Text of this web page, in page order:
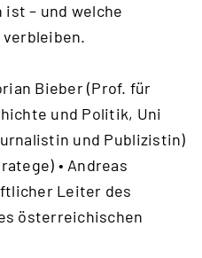
– und welche
Bieber (Prof. für
und Politik, Uni
und Publizistin)
• Andreas
Leiter des
österreichischen